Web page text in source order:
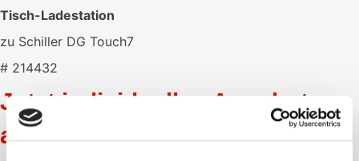
Tisch-Ladestation
zu Schiller DG Touch7
# 214432
Jetzt individuelles Angebot
anfordern